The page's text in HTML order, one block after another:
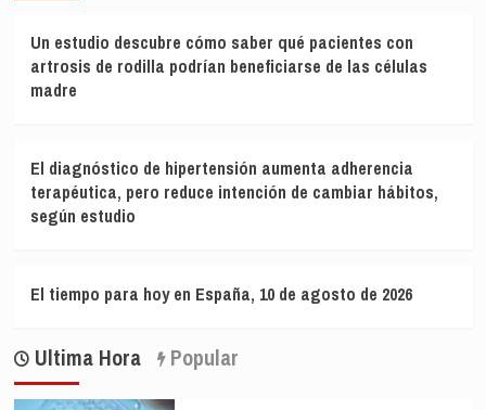
Un estudio descubre cómo saber qué pacientes con
artrosis de rodilla podrían beneficiarse de las células
madre
El diagnóstico de hipertensión aumenta adherencia
terapéutica, pero reduce intención de cambiar hábitos,
según estudio
El tiempo para hoy en España, 10 de agosto de 2026
Ultima Hora Popular